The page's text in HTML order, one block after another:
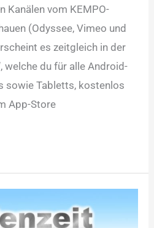
Kanälen vom KEMPO-
(Odyssee, Vimeo und
es zeitgleich in der
welche du für alle Android-
sowie Tabletts, kostenlos
App-Store